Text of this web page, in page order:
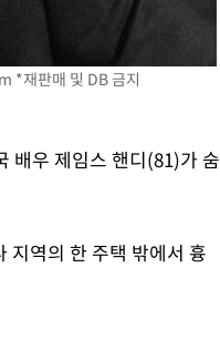
*재판매 및 DB 금지
배우 제임스 핸디(81)가 숨
지역의 한 주택 밖에서 흉